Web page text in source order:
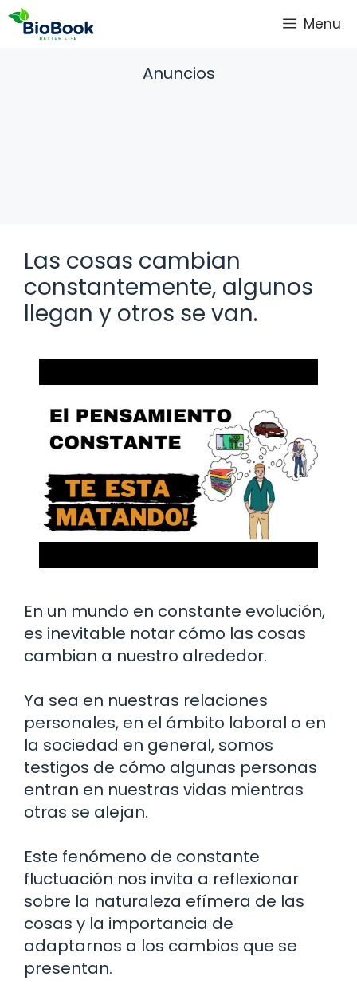
Saltar
Menu
Anuncios
Las cosas cambian
constantemente, algunos
llegan y otros se van.
En un mundo en constante evolución,
es inevitable notar cómo las cosas
cambian a nuestro alrededor.
Ya sea en nuestras relaciones
personales, en el ámbito laboral o en
la sociedad en general, somos
testigos de cómo algunas personas
entran en nuestras vidas mientras
otras se alejan.
Este fenómeno de constante
fluctuación nos invita a reflexionar
sobre la naturaleza efímera de las
cosas y la importancia de
adaptarnos a los cambios que se
presentan.